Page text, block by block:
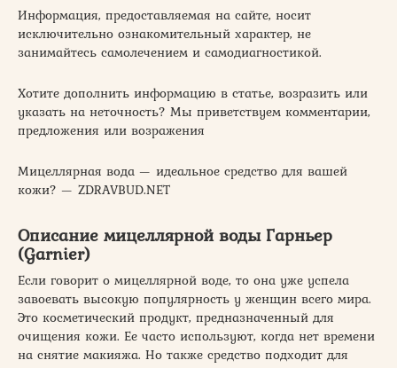
Информация, предоставляемая на сайте, носит
исключительно ознакомительный характер, не
занимайтесь самолечением и самодиагностикой.
Хотите дополнить информацию в статье, возразить или
указать на неточность? Мы приветствуем комментарии,
предложения или возражения
Мицеллярная вода — идеальное средство для вашей
кожи? — ZDRAVBUD.NET
Описание мицеллярной воды Гарньер
(Garnier)
Если говорит о мицеллярной воде, то она уже успела
завоевать высокую популярность у женщин всего мира.
Это косметический продукт, предназначенный для
очищения кожи. Ее часто используют, когда нет времени
на снятие макияжа. Но также средство подходит для